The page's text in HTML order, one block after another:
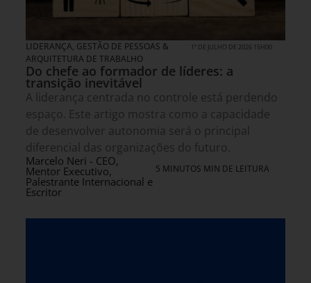
LIDERANÇA, GESTÃO DE PESSOAS &
ARQUITETURA DE TRABALHO
1º DE JULHO DE 2026 15H00
Do chefe ao formador de líderes: a
transição inevitável
A liderança centrada no controle está perdendo
espaço. Este artigo mostra como a capacidade
de desenvolver autonomia será o principal
diferencial das organizações do futuro.
Marcelo Neri - CEO,
Mentor Executivo,
Palestrante Internacional e
Escritor
5 MINUTOS MIN DE LEITURA